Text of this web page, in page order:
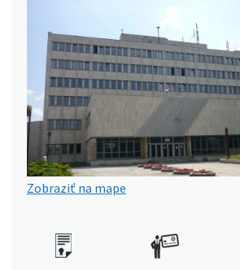
Zobraziť na mape